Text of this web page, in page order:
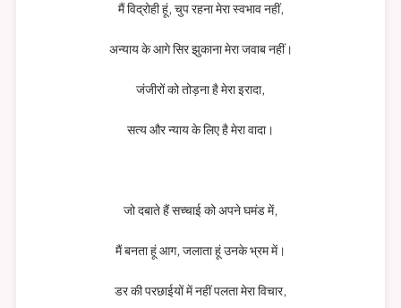
मैं विद्रोही हूं, चुप रहना मेरा स्वभाव नहीं,
अन्याय के आगे सिर झुकाना मेरा जवाब नहीं।
जंजीरों को तोड़ना है मेरा इरादा,
सत्य और न्याय के लिए है मेरा वादा।
जो दबाते हैं सच्चाई को अपने घमंड में,
मैं बनता हूं आग, जलाता हूं उनके भ्रम में।
डर की परछाईयों में नहीं पलता मेरा विचार,